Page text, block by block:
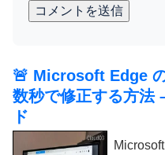
コメントを送信
🚨 Microsoft Edge
数秒で修正する方法
ド